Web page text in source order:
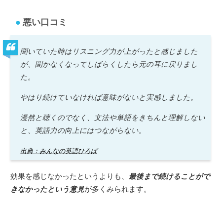
悪い口コミ
聞いていた時はリスニング力が上がったと感じました
が、聞かなくなってしばらくしたら元の耳に戻りまし
た。
やはり続けていなければ意味がないと実感しました。
漫然と聴くのでなく、文法や単語をきちんと理解しない
と、英語力の向上にはつながらない。
出典：みんなの英語ひろば
効果を感じなかったというよりも、 最後まで続けることがで
きなかったという意見が多くみられます。